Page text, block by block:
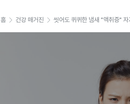
홈 건강 매거진 씻어도 퀴퀴한 냄새 "액취증"